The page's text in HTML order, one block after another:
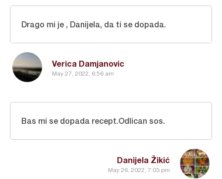
Verica Damjanovic
May 27, 2022, 6:56 am
Drago mi je , Danijela, da ti se dopada.
Danijela Žikić
May 26, 2022, 7:03 pm
Bas mi se dopada recept.Odlican sos.